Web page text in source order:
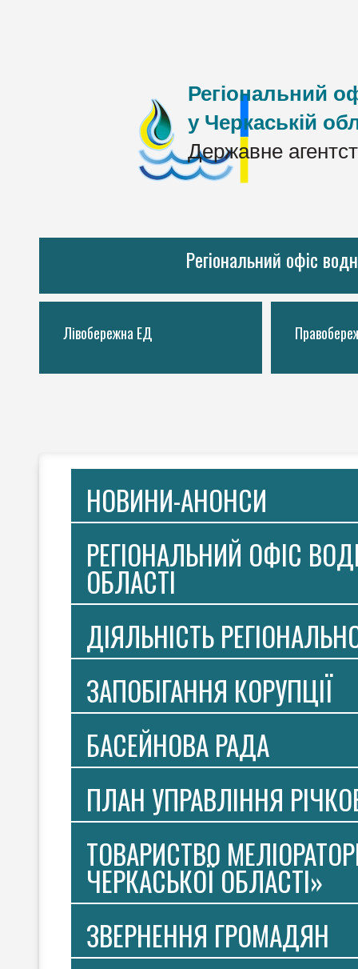
Регіональний
у Черкаській
Державне
Регіональний офіс
Лівобережна ЕД
НОВИНИ-АНОНСИ
РЕГІОНАЛЬНИЙ ОФІС
ОБЛАСТІ
ДІЯЛЬНІСТЬ
ЗАПОБІГАННЯ КОРУПЦІЇ
БАСЕЙНОВА РАДА
ПЛАН УПРАВЛІННЯ
ТОВАРИСТВО
ЧЕРКАСЬКОЇ ОБЛАСТІ»
ЗВЕРНЕННЯ ГРОМАДЯН